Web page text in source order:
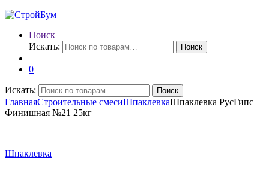
Поиск
Искать:
Поиск
0
Искать: Поиск
ГлавнаяСтроительные смесиШпаклевкаШпаклевка РусГипс
Финишная №21 25кг
Шпаклевка